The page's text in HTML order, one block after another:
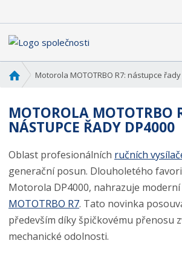
v
d
n
s
t
a
n
a
Motorola MOTOTRBO R7: nástupce řady
MOTOROLA MOTOTRBO
NÁSTUPCE ŘADY DP4000
Oblast profesionálních ručních
generační posun. Dlouholetého
Motorola DP4000, nahrazuje moderní
MOTOTRBO R7. Tato novinka
především díky špičkovému přenosu
mechanické odolnosti.